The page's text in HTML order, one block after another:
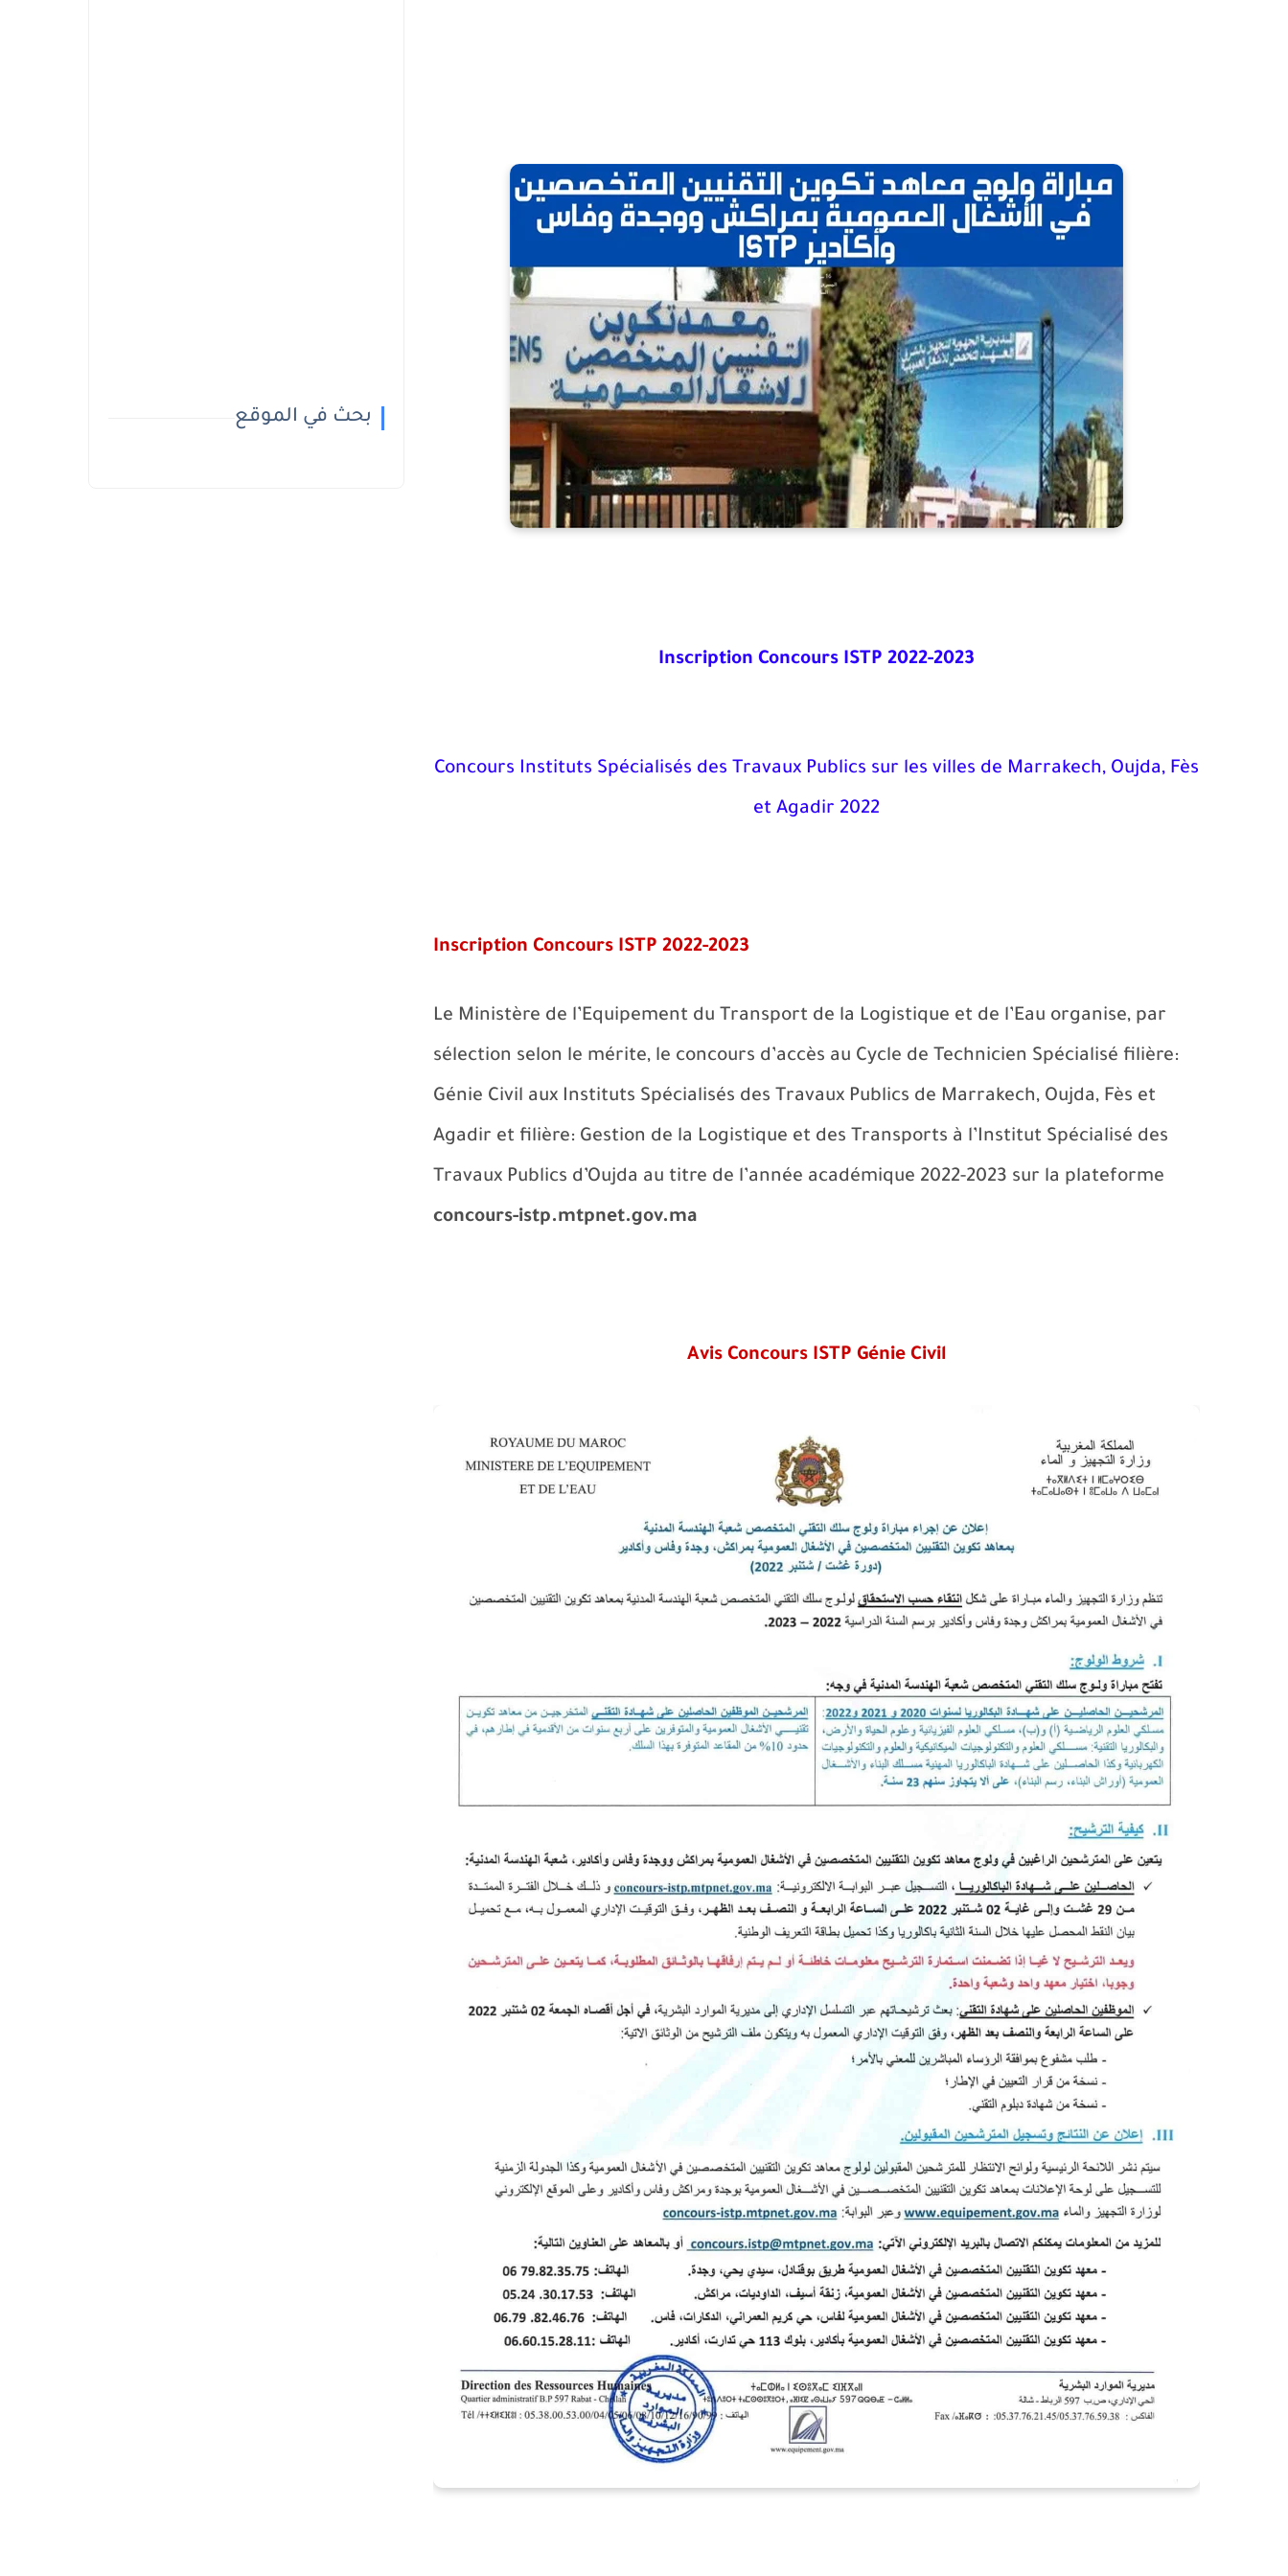
Inscription Concours ISTP 2022-2023
Concours Instituts Spécialisés des Travaux Publics sur les villes de Marrakech, Oujda, Fès
et Agadir 2022
Inscription Concours ISTP 2022-2023
Le Ministère de l’Equipement du Transport de la Logistique et de l’Eau organise, par
sélection selon le mérite, le concours d’accès au Cycle de Technicien Spécialisé filière:
Génie Civil aux Instituts Spécialisés des Travaux Publics de Marrakech, Oujda, Fès et
Agadir et filière: Gestion de la Logistique et des Transports à l’Institut Spécialisé des
Travaux Publics d’Oujda au titre de l’année académique 2022-2023 sur la plateforme
concours-istp.mtpnet.gov.ma
Avis Concours ISTP Génie Civil
بحث في الموقع